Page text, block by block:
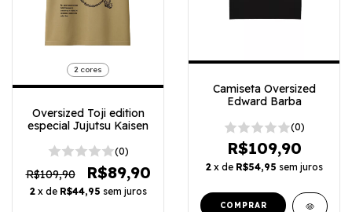
2 cores
Oversized Toji edition
especial Jujutsu Kaisen
(0)
R$109,90 R$89,90
2 x de R$44,95 sem juros
Camiseta Oversized
Edward Barba
(0)
R$109,90
2 x de R$54,95 sem juros
COMPRAR